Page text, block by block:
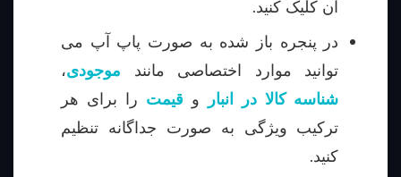
آن کلیک کنید.
در پنجره باز شده به صورت پاپ آپ می
توانید موارد اختصاصی مانند موجودی،
شناسه کالا در انبار
و قیمت را برای هر
ترکیب ویژگی به صورت جداگانه تنظیم
کنید.